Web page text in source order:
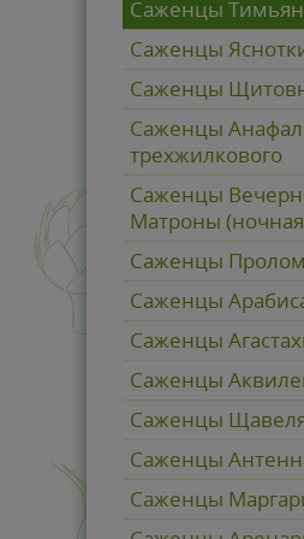
Саженцы
Саженцы
Саженцы
Саженцы
трехжилкового
Саженцы
Матроны
Саженцы
Саженцы
Саженцы
Саженцы
Саженцы
Саженцы
Саженцы